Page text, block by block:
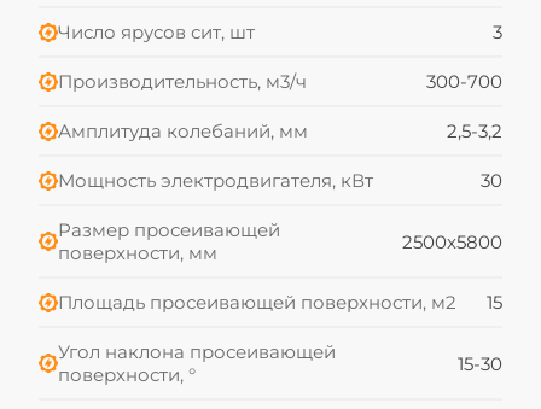
Число ярусов сит, шт 3
Производительность, м3/ч 300-700
Амплитуда колебаний, мм 2,5-3,2
Мощность электродвигателя, кВт 30
Размер просеивающей
поверхности, мм
2500х5800
Площадь просеивающей поверхности, м2 15
Угол наклона просеивающей
поверхности, °
15-30